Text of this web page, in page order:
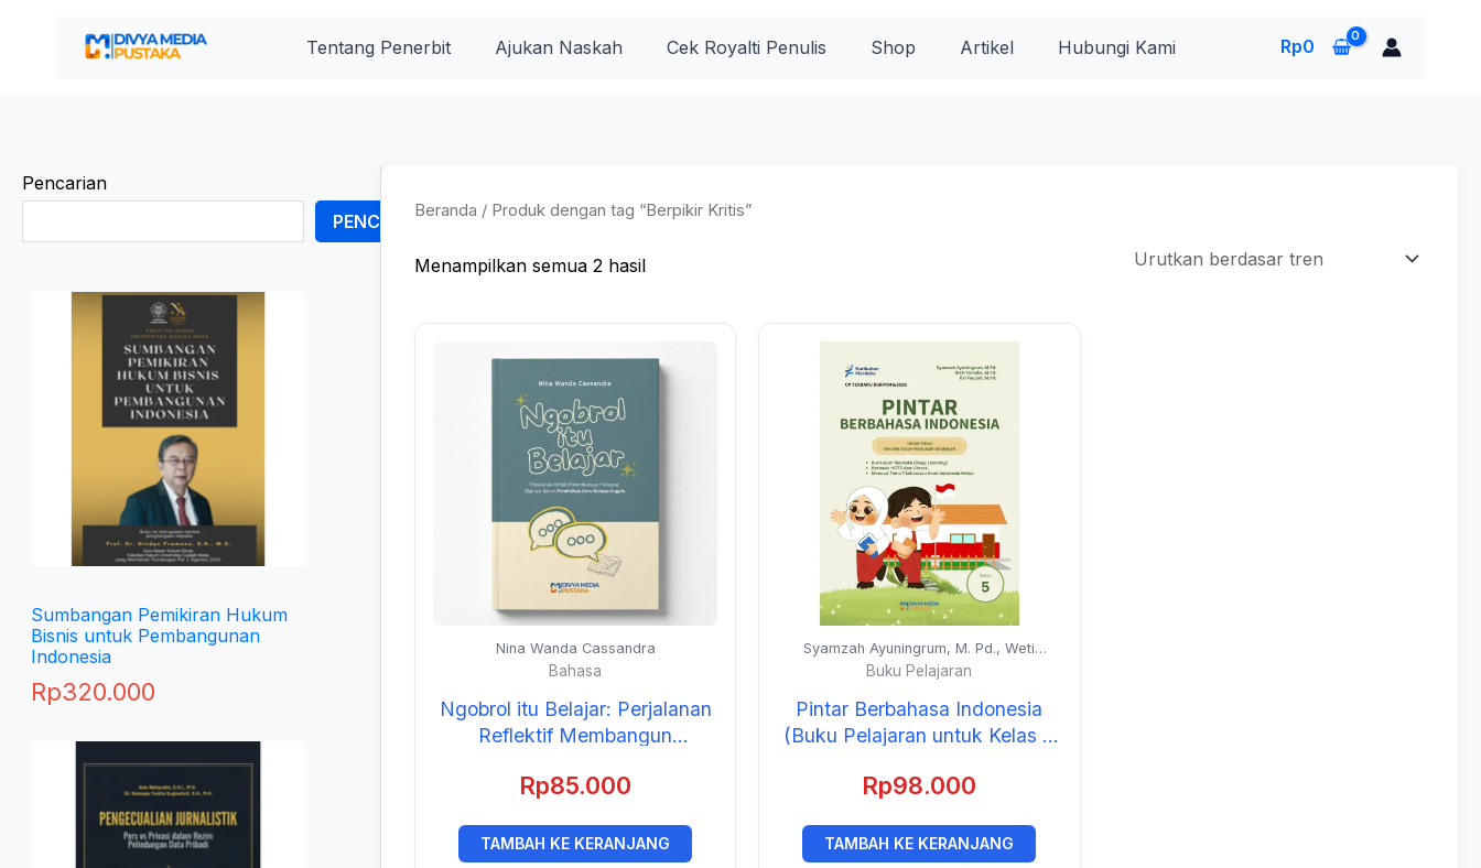
Tentang Penerbit Ajukan Naskah Cek Royalti Penulis Shop Artikel Hubungi Kami Rp0
Pencarian
PENCARIAN
Sumbangan Pemikiran Hukum
Bisnis untuk Pembangunan
Indonesia
Rp320.000
Beranda / Produk dengan tag “Berpikir Kritis”
Menampilkan semua 2 hasil
popularitas
Nina Wanda Cassandra
Bahasa
Ngobrol itu Belajar: Perjalanan
Reflektif Membangun
Pendidikan Guru Bahasa
Rp85.000
TAMBAH KE KERANJANG
Syamzah Ayuningrum, M. Pd., Weti
Yunaika, M. Pd., dan Evi Faujiah, M. Pd.
Buku Pelajaran
Pintar Berbahasa Indonesia
(Buku Pelajaran untuk Kelas 5
Rp98.000
TAMBAH KE KERANJANG